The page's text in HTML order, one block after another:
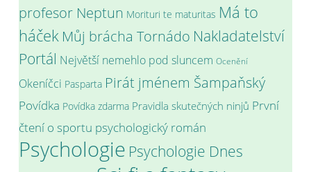
profesor Neptun Morituri te maturitas Má to
háček Můj brácha Tornádo Nakladatelství
Portál Největší nemehlo pod sluncem Ocenění
Okeníčci Pasparta Pirát jménem Šampaňský
Povídka Povídka zdarma Pravidla skutečných ninjů První
čtení o sportu psychologický román
Psychologie Psychologie Dnes